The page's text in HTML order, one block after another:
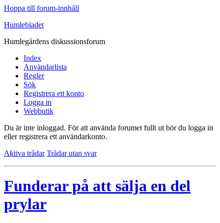
Hoppa till forum-innhåll
Humlebladet
Humlegårdens diskussionsforum
Index
Användarlista
Regler
Sök
Registrera ett konto
Logga in
Webbutik
Du är inte inloggad. För att använda forumet fullt ut bör du logga in
eller registrera ett användarkonto.
Aktiva trådar Trådar utan svar
Funderar på att sälja en del
prylar